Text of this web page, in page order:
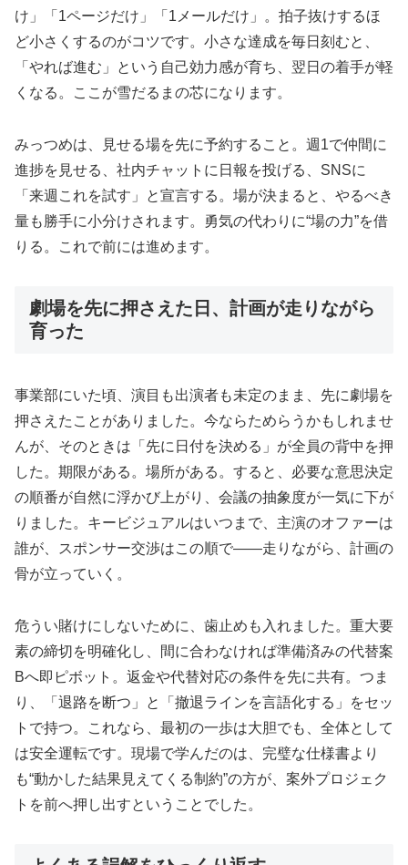
け」「1ページだけ」「1メールだけ」。拍子抜けするほ
ど小さくするのがコツです。小さな達成を毎日刻むと、
「やれば進む」という自己効力感が育ち、翌日の着手が軽
くなる。ここが雪だるまの芯になります。
みっつめは、見せる場を先に予約すること。週1で仲間に
進捗を見せる、社内チャットに日報を投げる、SNSに
「来週これを試す」と宣言する。場が決まると、やるべき
量も勝手に小分けされます。勇気の代わりに“場の力”を借
りる。これで前には進めます。
劇場を先に押さえた日、計画が走りながら
育った
事業部にいた頃、演目も出演者も未定のまま、先に劇場を
押さえたことがありました。今ならためらうかもしれませ
んが、そのときは「先に日付を決める」が全員の背中を押
した。期限がある。場所がある。すると、必要な意思決定
の順番が自然に浮かび上がり、会議の抽象度が一気に下が
りました。キービジュアルはいつまで、主演のオファーは
誰が、スポンサー交渉はこの順で――走りながら、計画の
骨が立っていく。
危うい賭けにしないために、歯止めも入れました。重大要
素の締切を明確化し、間に合わなければ準備済みの代替案
Bへ即ピボット。返金や代替対応の条件を先に共有。つま
り、「退路を断つ」と「撤退ラインを言語化する」をセッ
トで持つ。これなら、最初の一歩は大胆でも、全体として
は安全運転です。現場で学んだのは、完璧な仕様書より
も“動かした結果見えてくる制約”の方が、案外プロジェク
トを前へ押し出すということでした。